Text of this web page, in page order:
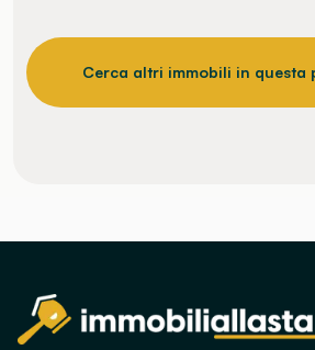
Cerca altri immobili in questa